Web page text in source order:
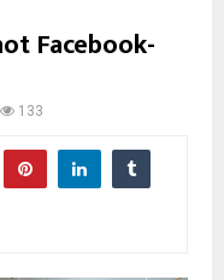
Facebook-
133